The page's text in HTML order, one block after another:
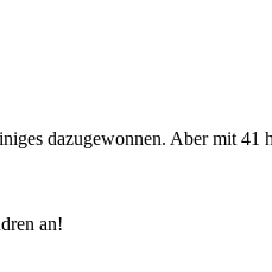
dazugewonnen. Aber mit
an!